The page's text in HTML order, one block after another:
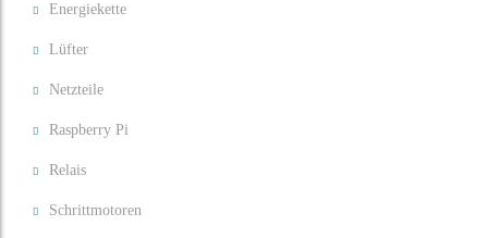
Energiekette
Lüfter
Netzteile
Raspberry Pi
Relais
Schrittmotoren